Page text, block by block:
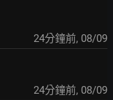
24分鐘前, 08/09
24分鐘前, 08/09